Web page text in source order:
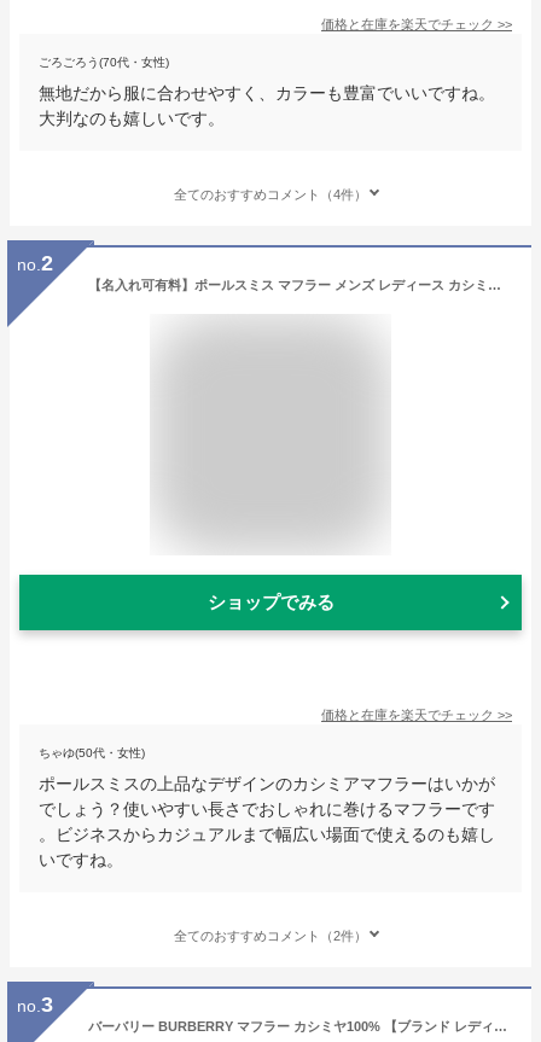
価格と在庫を楽天でチェック >>
ごろごろう(70代・女性)
無地だから服に合わせやすく、カラーも豊富でいいですね。
大判なのも嬉しいです。
全てのおすすめコメント（4件）
no. 2
【名入れ可有料】ポールスミス マフラー メンズ レディース カシミヤ100% ドット 全3色 525F ES09 Made in ITALY 男女兼用 ギフト用無地BOX選べます
ショップでみる
価格と在庫を楽天でチェック >>
ちゃゆ(50代・女性)
ポールスミスの上品なデザインのカシミアマフラーはいかが
でしょう？使いやすい長さでおしゃれに巻けるマフラーです
。ビジネスからカジュアルまで幅広い場面で使えるのも嬉し
いですね。
全てのおすすめコメント（2件）
no. 3
バーバリー BURBERRY マフラー カシミヤ100% 【ブランド レディース メンズ】 クラシック チェック カシミア 誕生日/男性/女性/レディース/メンズ ブランド/ギフト/ラッピング/クリスマス/成人祝い【送料無料】